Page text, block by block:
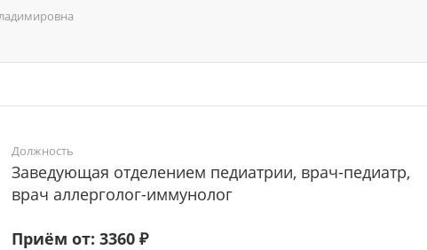
Должность
Заведующая отделением педиатрии, врач-педиатр,
врач аллерголог-иммунолог
Приём от: 3360 ₽